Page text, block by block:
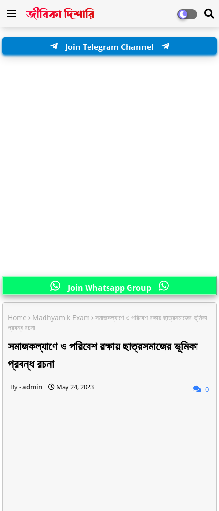
Join Telegram Channel
Join Whatsapp Group
Home Madhyamik Exam
সমাজকল্যাণে ও পরিবেশ রক্ষায় ছাত্রসমাজের ভূমিকা
প্রবন্ধ রচনা
সমাজকল্যাণে ও পরিবেশ রক্ষায় ছাত্রসমাজের ভূমিকা
প্রবন্ধ রচনা
admin May 24, 2023 0